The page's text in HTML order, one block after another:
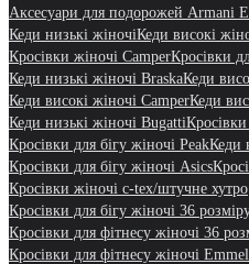
Аксесуари для подорожей Armani
Кеди низькі жіночіКеди високі
Кросівки жіночі CamperКросівки
Кеди низькі жіночі BraskaКеди
Кеди високі жіночі CamperКеди
Кеди низькі жіночі Bugatti
Кросівки для бігу жіночі PeakКеди
Кросівки для бігу жіночі Asics
Кросівки жіночі c-tex/штучне хутро
Кросівки для бігу жіночі 36
Кросівки для фітнесу жіночі 36
Кросівки для фітнесу жіночі